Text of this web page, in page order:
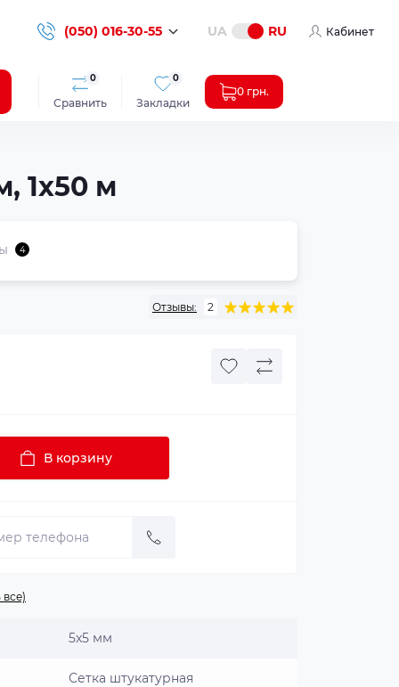
(050) 016-30-55 UA RU Кабинет
Сравнить
0
Закладки
0
0 грн.
1x50 м
4
Отзывы: 2
В корзину
5x5 мм
Сетка штукатурная